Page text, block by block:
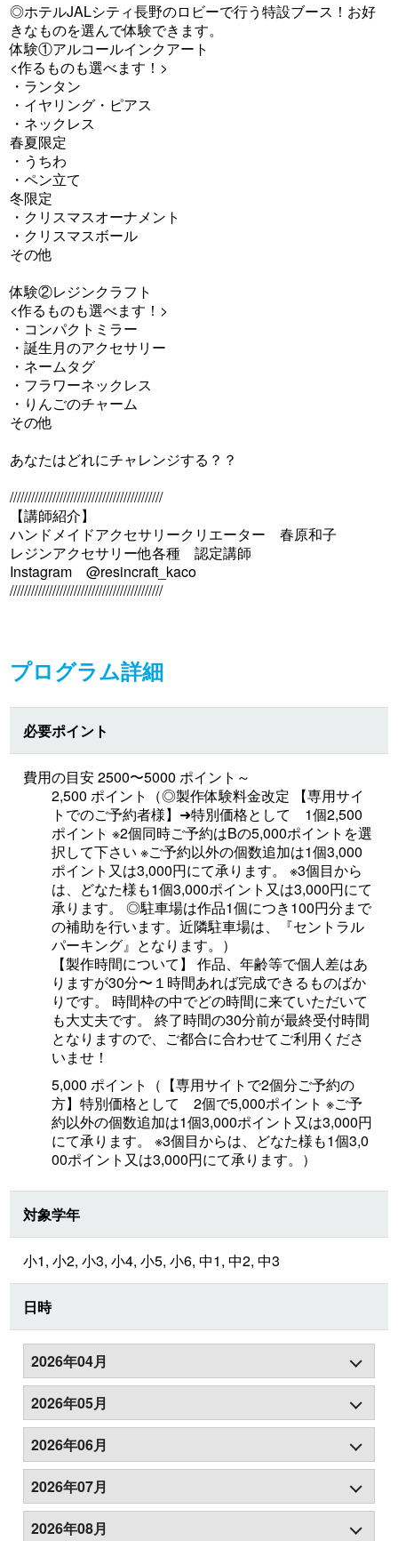
◎ホテルJALシティ長野のロビーで行う特設ブース！お好
きなものを選んで体験できます。
体験①アルコールインクアート
<作るものも選べます！>
・ランタン
・イヤリング・ピアス
・ネックレス
春夏限定
・うちわ
・ペン立て
冬限定
・クリスマスオーナメント
・クリスマスボール
その他
体験②レジンクラフト
<作るものも選べます！>
・コンパクトミラー
・誕生月のアクセサリー
・ネームタグ
・フラワーネックレス
・りんごのチャーム
その他
あなたはどれにチャレンジする？？
///////////////////////////////////////////
【講師紹介】
ハンドメイドアクセサリークリエーター 春原和子
レジンアクセサリー他各種 認定講師
Instagram @resincraft_kaco
///////////////////////////////////////////
プログラム詳細
必要ポイント
費用の目安 2500〜5000 ポイント～
2,500 ポイント（◎製作体験料金改定 【専用サイ
トでのご予約者様】➜特別価格として 1個2,500
ポイント ※2個同時ご予約はBの5,000ポイントを選
択して下さい ※ご予約以外の個数追加は1個3,000
ポイント又は3,000円にて承ります。 ※3個目から
は、どなた様も1個3,000ポイント又は3,000円にて
承ります。 ◎駐車場は作品1個につき100円分まで
の補助を行います。近隣駐車場は、『セントラル
パーキング』となります。）
【製作時間について】 作品、年齢等で個人差はあ
りますが30分〜１時間あれば完成できるものばか
りです。 時間枠の中でどの時間に来ていただいて
も大丈夫です。 終了時間の30分前が最終受付時間
となりますので、ご都合に合わせてご利用くださ
いませ！
5,000 ポイント（【専用サイトで2個分ご予約の
方】特別価格として 2個で5,000ポイント ※ご予
約以外の個数追加は1個3,000ポイント又は3,000円
にて承ります。 ※3個目からは、どなた様も1個3,0
00ポイント又は3,000円にて承ります。）
対象学年
小1, 小2, 小3, 小4, 小5, 小6, 中1, 中2, 中3
日時
2026年04月
2026年05月
2026年06月
2026年07月
2026年08月